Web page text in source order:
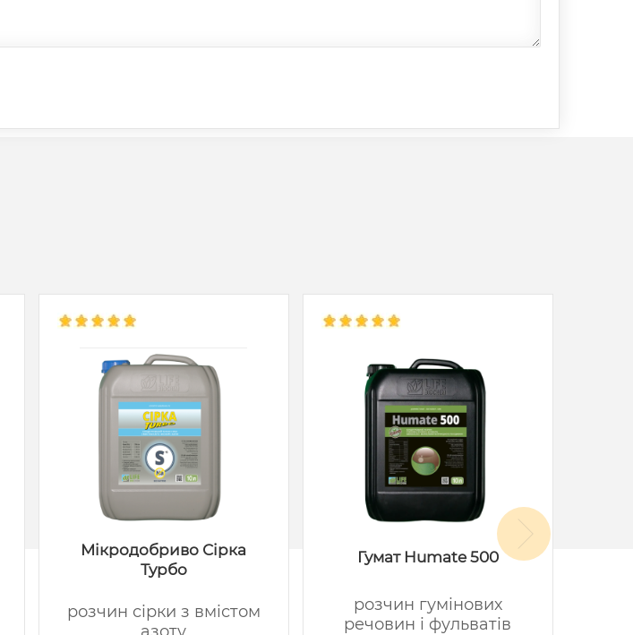
Мікродобриво Сірка
Турбо
розчин сірки з вмістом
Гумат Humate 500
розчин гумінових
речовин і фульватів